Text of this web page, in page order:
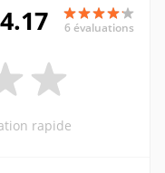
4.17 6 évaluations
rapide